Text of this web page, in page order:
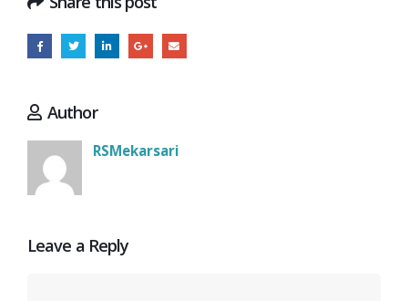
Author
RSMekarsari
Leave a Reply